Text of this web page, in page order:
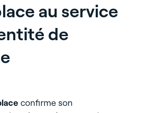
au service
de
confirme son